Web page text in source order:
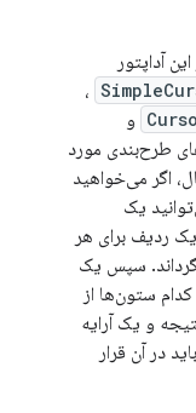
آداپتور
،
و
طرح‌بندی مورد
اگر می‌خواهید
یک
ردیف برای هر
سپس یک
ستون‌ها از
و یک آرایه
در آن قرار